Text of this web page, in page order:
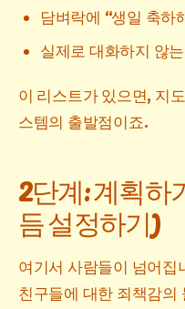
담벼락에 “생일 축하
실제로 대화하지 않
이 리스트가 있으면, 지
스템의 출발점이죠.
2단계: 계획하
듬 설정하기)
여기서 사람들이 넘어집
친구들에 대한 죄책감의